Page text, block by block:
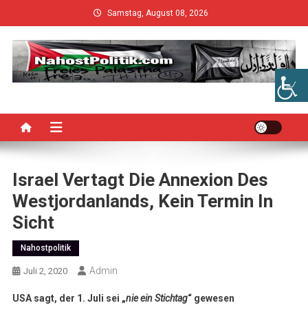
to
content
Samstag, August 08, 2026
Israel Vertagt Die Annexion Des
Westjordanlands, Kein Termin In
Sicht
Nahostpolitik
Juli 2, 2020 Admin
USA sagt, der 1. Juli sei „nie ein Stichtag“ gewesen